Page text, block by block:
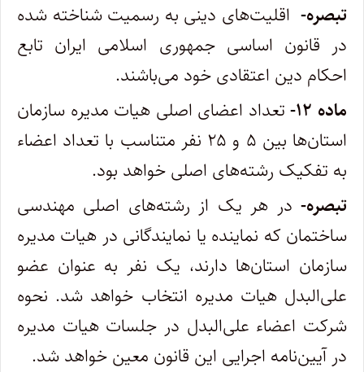
تبصره- اقلیت‌های دینی به رسمیت شناخته شده
در قانون اساسی جمهوری اسلامی ایران تابع
احکام دین اعتقادی خود می‌باشند.
ماده ۱۲-
تعداد اعضای اصلی هیات مدیره سازمان
استان‌ها بین ۵ و ۲۵ نفر متناسب با تعداد اعضاء
به تفکیک رشته‌های اصلی خواهد بود.
تبصره- در هر یک از رشته‌های اصلی مهندسی
ساختمان که نماینده یا نمایندگانی در هیات مدیره
سازمان استان‌ها دارند، یک نفر به عنوان عضو‌
علی‌البدل هیات مدیره انتخاب خواهد شد. نحوه
شرکت اعضاء علی‌البدل در جلسات هیات مدیره
در آیین‌نامه اجرایی این قانون معین خواهد شد.